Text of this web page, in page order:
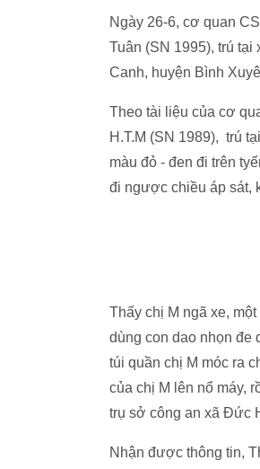
Ngày 26-6, cơ quan
Tuân (SN 1995), trú
Canh, huyện Bình
Theo tài liệu của cơ
H.T.M (SN 1989), trú
màu đỏ - đen đi trên
đi ngược chiều áp sát,
Thấy chị M ngã xe,
dùng con dao nhọn đe
túi quần chị M móc ra
của chị M lên nổ máy,
trụ sở công an xã Đức
Nhận được thông tin,